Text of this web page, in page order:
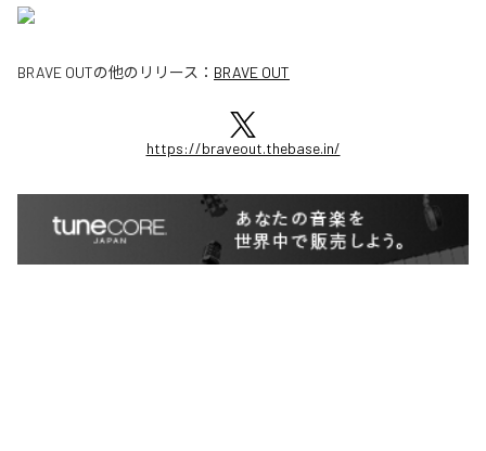
BRAVE OUTの他のリリース： BRAVE OUT
https://braveout.thebase.in/